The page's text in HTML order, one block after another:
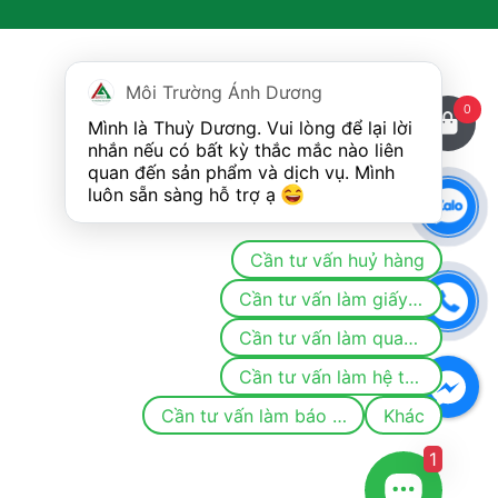
0
Môi Trường Ánh Dương
Mình là Thuỳ Dương. Vui lòng để lại lời
nhắn nếu có bất kỳ thắc mắc nào liên
quan đến sản phẩm và dịch vụ. Mình
luôn sẵn sàng hỗ trợ ạ
Cần tư vấn huỷ hàng
Cần tư vấn làm giấy phép/đăng ký môi trường
Cần tư vấn làm quan trắc
Cần tư vấn làm hệ thống khí thải/nước thải
Cần tư vấn làm báo cáo
Khác
1